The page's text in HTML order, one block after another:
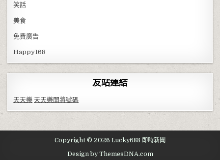
笑話
美食
免費廣告
Happy168
友站連結
天天樂 天天樂開將號碼
Copyright © 2026 Lucky688 即時新聞
Design by ThemesDNA.com